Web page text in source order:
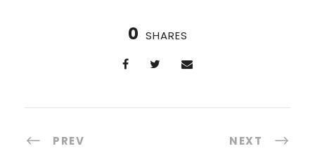
0 SHARES
PREV NEXT